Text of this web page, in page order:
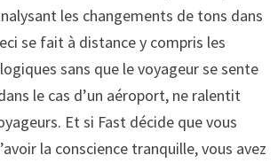
les changements de tons dans
se fait à distance y compris les
sans que le voyageur se sente
le cas d’un aéroport, ne ralentit
Et si Fast décide que vous
la conscience tranquille, vous avez